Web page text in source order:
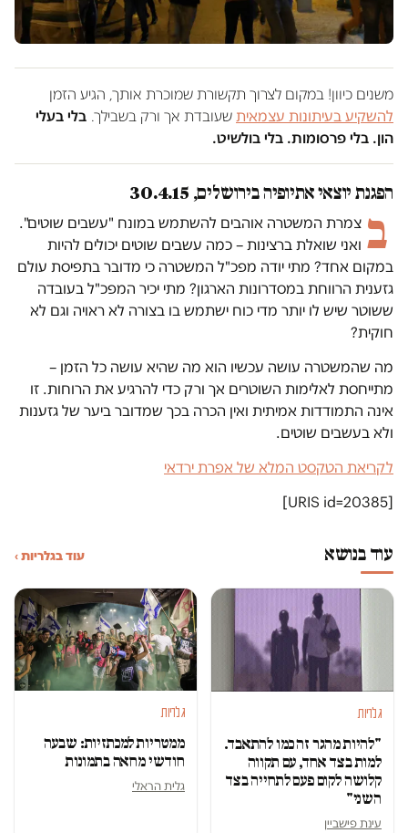
משנים כיוון! במקום לצרוך תקשורת שמוכרת אותך, הגיע הזמן
להשקיע בעיתונות עצמאית שעובדת אך ורק בשבילך. בלי בעלי
הון. בלי פרסומות. בלי בולשיט.
הפגנת יוצאי אתיופיה בירושלים, 30.4.15
ב צמרת המשטרה אוהבים להשתמש במונח "עשבים שוטים".
ואני שואלת ברצינות – כמה עשבים שוטים יכולים להיות
במקום אחד? מתי יודה מפכ"ל המשטרה כי מדובר בתפיסת עולם
גזענית הרווחת במסדרונות הארגון? מתי יכיר המפכ"ל בעובדה
ששוטר שיש לו יותר מדי כוח ישתמש בו בצורה לא ראויה וגם לא
חוקית?
מה שהמשטרה עושה עכשיו הוא מה שהיא עושה כל הזמן –
מתייחסת לאלימות השוטרים אך ורק כדי להרגיע את הרוחות. זו
אינה התמודדות אמיתית ואין הכרה בכך שמדובר ביער של גזענות
ולא בעשבים שוטים.
לקריאת הטקסט המלא של אפרת ירדאי
[URIS id=20385]
עוד בנושא עוד בגלריות ›
גלריות
"להיות מהגר זה כמו להתאבד.
למות בצד אחד, עם תקווה
קלושה לקום פעם לתחייה בצד
השני"
עינת פישביין
גלריות
ממטריות למכתזיות: שבעה
חודשי מחאה בתמונות
גלית הראלי